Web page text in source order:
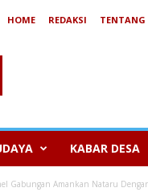
HOME REDAKSI TENTANG
KABAR DESA
Gabungan Amankan Nataru